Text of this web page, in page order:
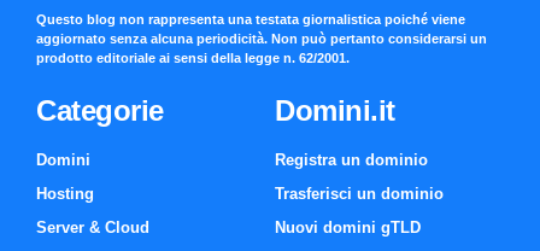
Questo blog non rappresenta una testata giornalistica poiché viene
aggiornato senza alcuna periodicità. Non può pertanto considerarsi un
prodotto editoriale ai sensi della legge n. 62/2001.
Categorie
Domini
Hosting
Server & Cloud
Domini.it
Registra un dominio
Trasferisci un dominio
Nuovi domini gTLD